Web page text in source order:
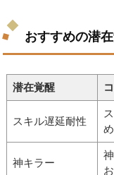
おすすめの潜
潜在覚醒
スキル遅延耐性
神キラー